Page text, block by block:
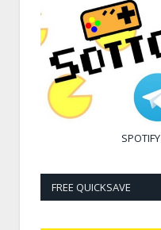
SPOTIFY
FREE QUICKSAVE